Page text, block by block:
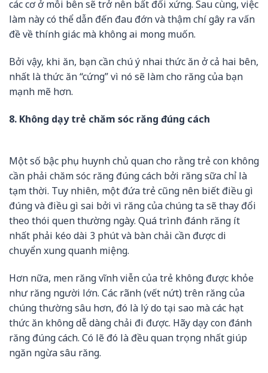
các cơ ở mỗi bên sẽ trở nên bất đối xứng. Sau cùng, việc
làm này có thể dẫn đến đau đớn và thậm chí gây ra vấn
đề về thính giác mà không ai mong muốn.
Bởi vậy, khi ăn, bạn cần chú ý nhai thức ăn ở cả hai bên,
nhất là thức ăn “cứng” vì nó sẽ làm cho răng của bạn
mạnh mẽ hơn.
8. Không dạy trẻ chăm sóc răng đúng cách
Một số bậc phụ huynh chủ quan cho rằng trẻ con không
cần phải chăm sóc răng đúng cách bởi răng sữa chỉ là
tạm thời. Tuy nhiên, một đứa trẻ cũng nên biết điều gì
đúng và điều gì sai bởi vì răng của chúng ta sẽ thay đổi
theo thói quen thường ngày. Quá trình đánh răng ít
nhất phải kéo dài 3 phút và bàn chải cần được di
chuyển xung quanh miệng.
Hơn nữa, men răng vĩnh viễn của trẻ không được khỏe
như răng người lớn. Các rãnh (vết nứt) trên răng của
chúng thường sâu hơn, đó là lý do tại sao mà các hạt
thức ăn không dễ dàng chải đi được. Hãy dạy con đánh
răng đúng cách. Có lẽ đó là đều quan trọng nhất giúp
ngăn ngừa sâu răng.